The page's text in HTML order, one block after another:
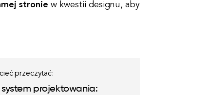
stronie w kwestii designu, aby
przeczytać:
projektowania: